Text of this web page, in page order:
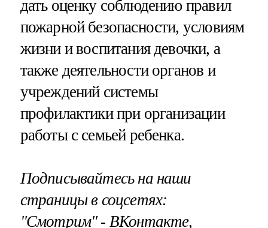
дать оценку соблюдению правил
пожарной безопасности, условиям
жизни и воспитания девочки, а
также деятельности органов и
учреждений системы
профилактики при организации
работы с семьей ребенка.
Подписывайтесь на наши
страницы в соцсетях:
"Смотрим"‐ ВКонтакте,